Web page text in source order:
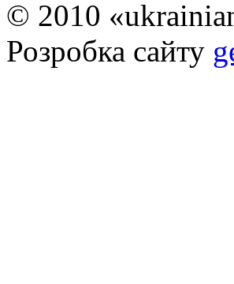
© 2010
Розробка сайту